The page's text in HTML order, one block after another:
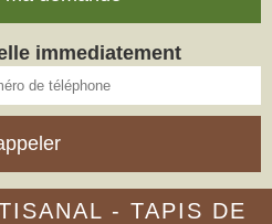
immediatement
- TAPIS DE